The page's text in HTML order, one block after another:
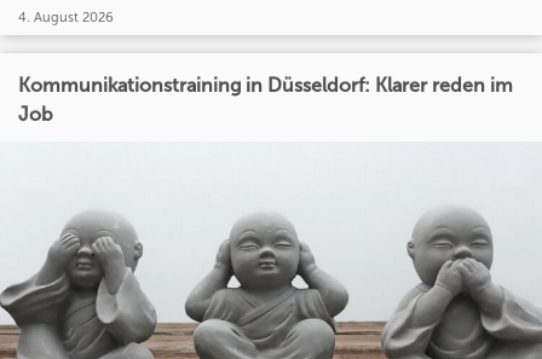
4. August 2026
Kommunikationstraining in Düsseldorf: Klarer reden im
Job